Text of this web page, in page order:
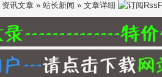
资讯文章 » 站长新闻 » 文章详细